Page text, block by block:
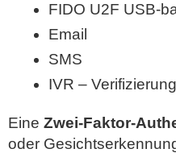
FIDO U2F USB-
Email
SMS
IVR –
Eine Zwei-Faktor-
oder